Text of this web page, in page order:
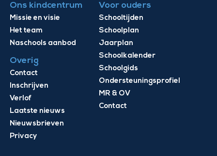
Ons kindcentrum
Missie en visie
Het team
Naschools aanbod
Overig
Contact
Inschrijven
Verlof
Laatste nieuws
Nieuwsbrieven
Privacy
Voor ouders
Schooltijden
Schoolplan
Jaarplan
Schoolkalender
Schoolgids
Ondersteuningsprofiel
MR & OV
Contact